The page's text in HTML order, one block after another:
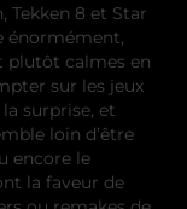
Tekken 8 et Star
énormément,
plutôt calmes en
sur les jeux
surprise, et
loin d’être
encore le
la faveur de